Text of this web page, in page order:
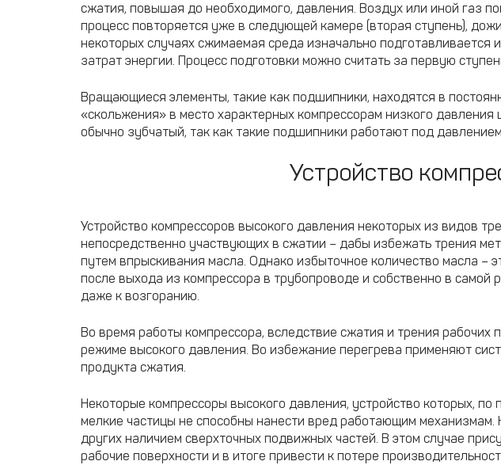
сжатия, повышая до необходимого, давления. Воздух или иной газ
процесс повторяется уже в следующей камере (вторая ступень),
некоторых случаях сжимаемая среда изначально
затрат энергии. Процесс подготовки можно считать за первую
Вращающиеся элементы, такие как подшипники, находятся в
«скольжения» в место характерных компрессорам низкого
обычно зубчатый, так как такие подшипники работают под
Устройство
Устройство компрессоров высокого давления некоторых из видов
непосредственно участвующих в сжатии – дабы избежать трения
путем впрыскивания масла. Однако избыточное количество масла –
после выхода из компрессора в трубопроводе и собственно в
даже к возгоранию.
Во время работы компрессора, вследствие сжатия и трения
режиме высокого давления. Во избежание перегрева применяют
продукта сжатия.
Некоторые компрессоры высокого давления, устройство которых,
мелкие частицы не способны нанести вред работающим механизмам.
других наличием сверхточных подвижных частей. В этом случае
рабочие поверхности и в итоге привести к потере